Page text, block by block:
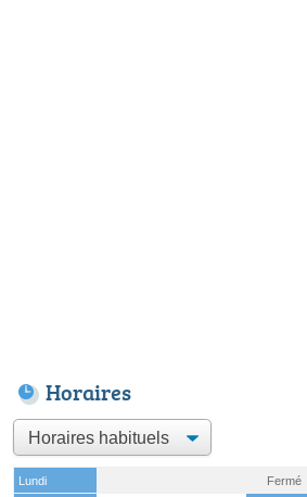
Horaires
Lundi
Fermé